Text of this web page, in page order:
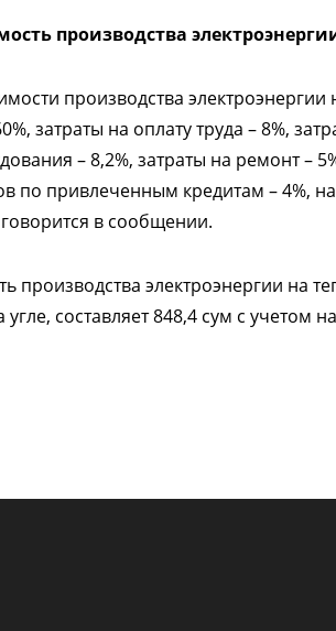
производства
производства
затраты на оплату труда – 8%,
– 8,2%, затраты на ремонт –
по привлеченным кредитам – 4%,
в сообщении.
производства электроэнергии на
составляет 848,4 сум с учетом